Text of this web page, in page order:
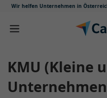
Wir helfen Unternehmen in
Zum Inhalt springen
KMU (Kleine und mittlere